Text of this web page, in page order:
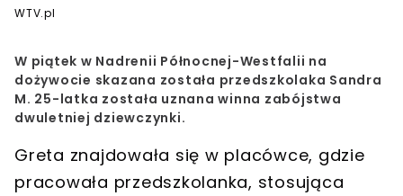
WTV.pl
W piątek w Nadrenii Północnej-Westfalii na
dożywocie skazana została przedszkolaka Sandra
M. 25-latka została uznana winna zabójstwa
dwuletniej dziewczynki.
Greta znajdowała się w placówce, gdzie
pracowała przedszkolanka, stosująca